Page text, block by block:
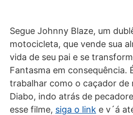
Segue Johnny Blaze, um
motocicleta, que vende sua
vida de seu pai e se
Fantasma em consequência.
trabalhar como o caçador de
Diabo, indo atrás de
esse filme, siga o link e v´á